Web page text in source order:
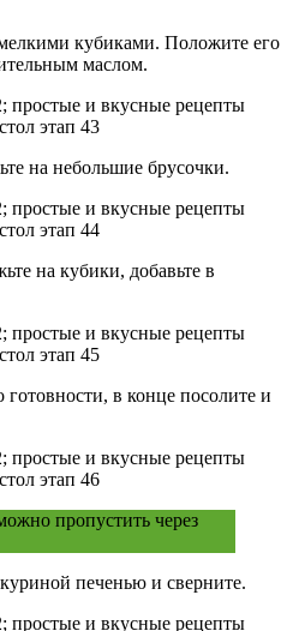
кубиками. Положите его
маслом.
на небольшие брусочки.
на кубики, добавьте в
в конце посолите и
пропустить через
печенью и сверните.